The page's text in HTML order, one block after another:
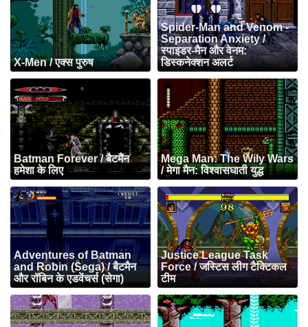
X-Men / एक्स पुरुष
Spider-Man and Venom -
Separation Anxiety /
स्पाइडर-मैन और वेनम:
डिस्कनेक्शन अलर्ट
Batman Forever / बैटमैन
हमेशा के लिए
Mega Man: The Wily Wars
/ मेगा मैन: विश्वासघाती युद्ध
Adventures of Batman
and Robin (Sega) / बैटमैन
और रॉबिन के एडवेंचर्स (सेगा)
Justice League Task
Force / जस्टिस लीग टैक्टिकल
टीम